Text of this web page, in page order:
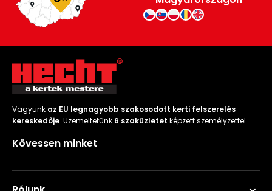
Vagyunk az EU legnagyobb szakosodott kerti felszerelés
kereskedője. Üzemeltetünk 6 szaküzletet képzett személyzettel.
Kövessen minket